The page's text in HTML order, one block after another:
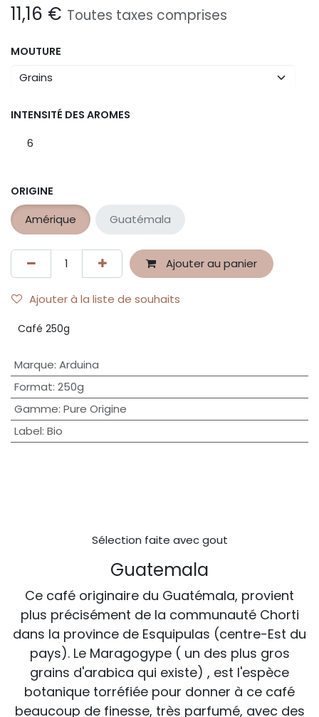
11,16 € Toutes taxes comprises
MOUTURE
INTENSITÉ DES AROMES
6
ORIGINE
Amérique Guatémala
Ajouter au panier
Ajouter à la liste de souhaits
Café 250g
Marque: Arduina
Format: 250g
Gamme: Pure Origine
Label: Bio
Sélection faite avec gout
Guatemala
Ce café originaire du Guatémala, provient
plus précisément de la communauté Chorti
dans la province de Esquipulas (centre-Est du
pays). Le Maragogype ( un des plus gros
grains d'arabica qui existe) , est l'espèce
botanique torréfiée pour donner à ce café
beaucoup de finesse, très parfumé, avec des